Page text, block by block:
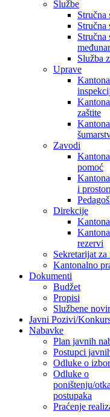
Službe
Stručna
Stručna
Stručna
Služba
Uprave
zaštite
Zavodi
pomoć
i
Direkcije
rezervi
Sekretarijat
Kantonalno
Dokumenti
Budžet
Propisi
Službene
Javni Pozivi/
Nabavke
Plan javnih
Postupci
Odluke o
Odluke o
poništenju/
postupaka
Praćenje